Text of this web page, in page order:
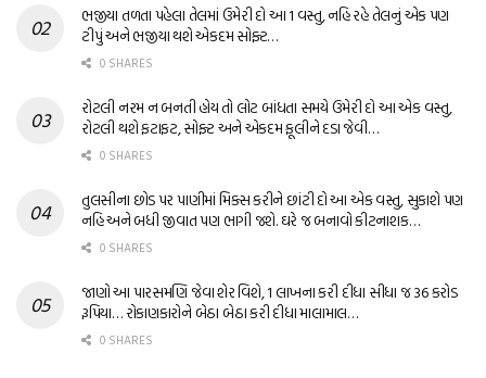
ભજીયા તળતા પહેલા તેલમાં ઉમેરી દો આ 1 વસ્તુ, નહિ રહે તેલનું એક પણ
ટીપું અને ભજીયા થશે એકદમ સોફ્ટ…
0 SHARES
રોટલી નરમ ન બનતી હોય તો લોટ બાંધતા સમયે ઉમેરી દો આ એક વસ્તુ,
રોટલી થશે ફટાફટ, સોફ્ટ અને એકદમ ફૂલીને દડા જેવી…
0 SHARES
તુલસીના છોડ પર પાણીમાં મિક્સ કરીને છાંટી દો આ એક વસ્તુ, સુકાશે પણ
નહિ અને બધી જીવાત પણ ભાગી જશે. ઘરે જ બનાવો કીટનાશક…
0 SHARES
જાણો આ પારસમણિ જેવા શેર વિશે, 1 લાખના કરી દીધા સીધા જ 36 કરોડ
રૂપિયા… રોકાણકારોને બેઠા બેઠા કરી દીધા માલામાલ…
0 SHARES